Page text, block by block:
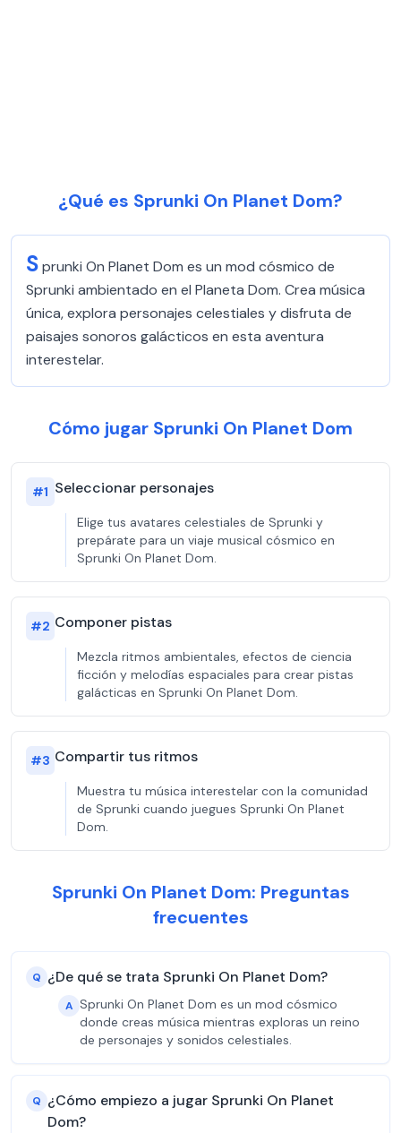
¿Qué es Sprunki On Planet Dom?
Sprunki On Planet Dom es un mod cósmico de
Sprunki ambientado en el Planeta Dom. Crea música
única, explora personajes celestiales y disfruta de
paisajes sonoros galácticos en esta aventura
interestelar.
Cómo jugar Sprunki On Planet Dom
#1 Seleccionar personajes
Elige tus avatares celestiales de Sprunki y
prepárate para un viaje musical cósmico en
Sprunki On Planet Dom.
#2 Componer pistas
Mezcla ritmos ambientales, efectos de ciencia
ficción y melodías espaciales para crear pistas
galácticas en Sprunki On Planet Dom.
#3 Compartir tus ritmos
Muestra tu música interestelar con la comunidad
de Sprunki cuando juegues Sprunki On Planet
Dom.
Sprunki On Planet Dom: Preguntas
frecuentes
Q ¿De qué se trata Sprunki On Planet Dom?
A Sprunki On Planet Dom es un mod cósmico
donde creas música mientras exploras un reino
de personajes y sonidos celestiales.
Q ¿Cómo empiezo a jugar Sprunki On Planet
Dom?